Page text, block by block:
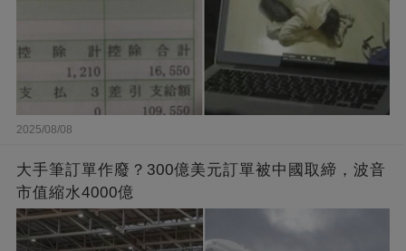
2025/08/08
大手筆訂單作廢？300億美元訂單被中國取締，波音
市值縮水4000億